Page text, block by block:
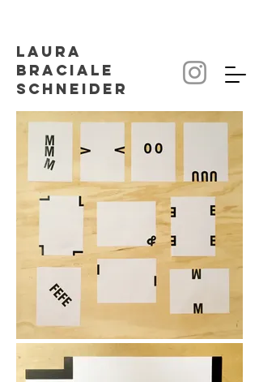
Laura
Braciale
SCHNEIDER